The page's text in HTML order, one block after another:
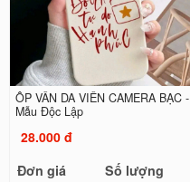
ỐP VÂN DA VIỀN CAMERA BẠC -
Mẫu Độc Lập
28.000 đ
Đơn giá
Số lượng